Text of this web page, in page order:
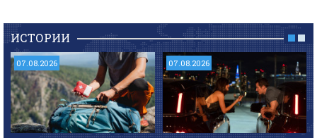
ИСТОРИИ
07.08.2026 07.08.2026